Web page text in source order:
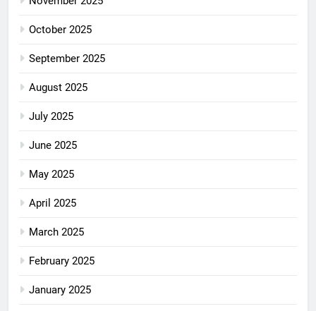
October 2025
September 2025
August 2025
July 2025
June 2025
May 2025
April 2025
March 2025
February 2025
January 2025